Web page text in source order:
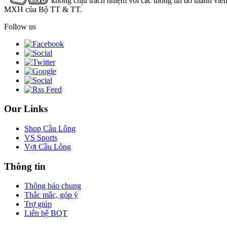
MXH của Bộ TT & TT.
Follow us
Our Links
Shop Cầu Lông
VS Sports
Vợt Cầu Lông
Thông tin
Thông báo chung
Thắc mắc, góp ý
Trợ giúp
Liên hệ BQT